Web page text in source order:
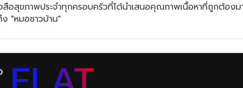
อสุขภาพประจำทุกครอบครัวที่ได้นำเสนอคุณภาพเนื้อหาที่ถูกต้อง
"หมอชาวบ้าน"